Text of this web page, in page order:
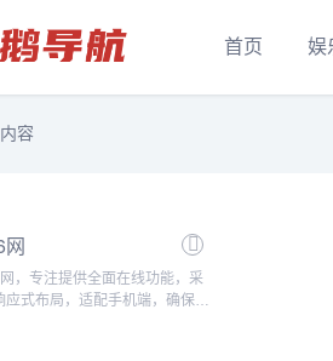
首页 娱
容
网
，专注提供全面在线功能，采
应式布局，适配手机端，确保用